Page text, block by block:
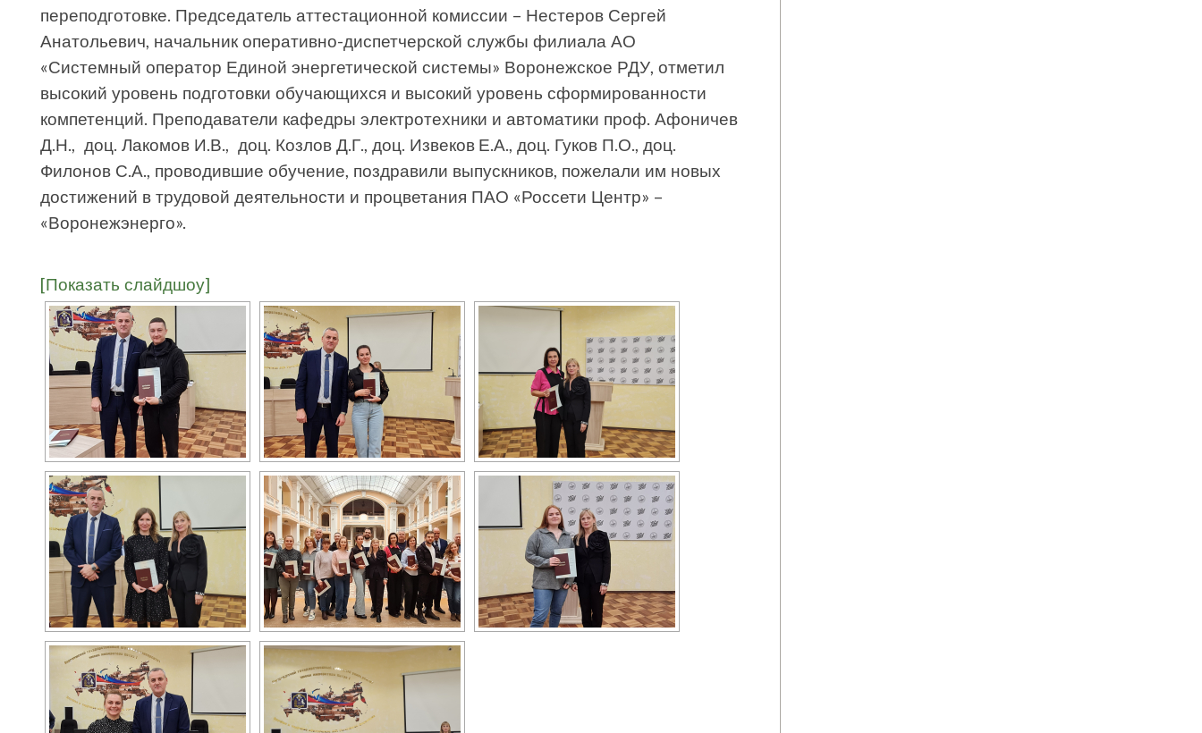
переподготовке. Председатель аттестационной комиссии – Нестеров Сергей
Анатольевич, начальник оперативно-диспетчерской службы филиала АО
«Системный оператор Единой энергетической системы» Воронежское РДУ, отметил
высокий уровень подготовки обучающихся и высокий уровень сформированности
компетенций. Преподаватели кафедры электротехники и автоматики проф. Афоничев
Д.Н., доц. Лакомов И.В., доц. Козлов Д.Г., доц. Извеков Е.А., доц. Гуков П.О., доц.
Филонов С.А., проводившие обучение, поздравили выпускников, пожелали им новых
достижений в трудовой деятельности и процветания ПАО «Россети Центр» –
«Воронежэнерго».
[Показать слайдшоу]